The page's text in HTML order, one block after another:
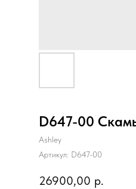
D647-00
Ashley
Артикул: D647-00
26900,00 р.